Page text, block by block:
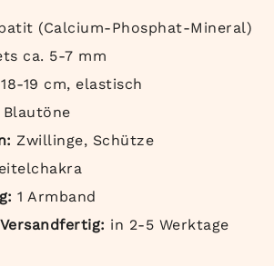
(Calcium-Phosphat-Mineral)
ca. 5-7 mm
19 cm, elastisch
Blautöne
Zwillinge, Schütze
1 Armband
in 2-5 Werktage